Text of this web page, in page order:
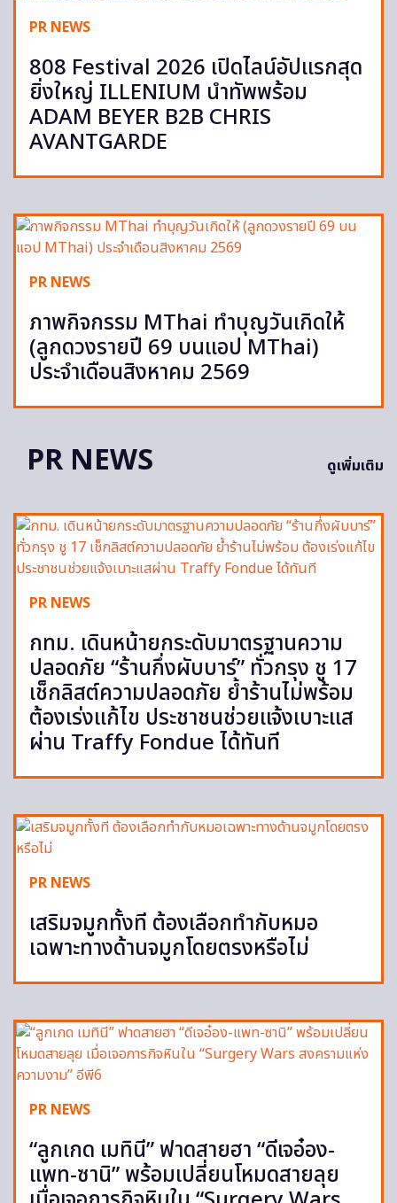
PR NEWS
808 Festival 2026 เปิดไลน์อัปแรกสุด
ยิ่งใหญ่ ILLENIUM นำทัพพร้อม
ADAM BEYER B2B CHRIS
AVANTGARDE
PR NEWS
ภาพกิจกรรม MThai ทำบุญวันเกิดให้
(ลูกดวงรายปี 69 บนแอป MThai)
ประจำเดือนสิงหาคม 2569
PR NEWS ดูเพิ่มเติม
PR NEWS
กทม. เดินหน้ายกระดับมาตรฐานความ
ปลอดภัย “ร้านกึ่งผับบาร์” ทั่วกรุง ชู 17
เช็กลิสต์ความปลอดภัย ย้ำร้านไม่พร้อม
ต้องเร่งแก้ไข ประชาชนช่วยแจ้งเบาะแส
ผ่าน Traffy Fondue ได้ทันที
PR NEWS
เสริมจมูกทั้งที ต้องเลือกทำกับหมอ
เฉพาะทางด้านจมูกโดยตรงหรือไม่
PR NEWS
“ลูกเกด เมทินี” ฟาดสายฮา “ดีเจอ๋อง-
แพท-ซานิ” พร้อมเปลี่ยนโหมดสายลุย